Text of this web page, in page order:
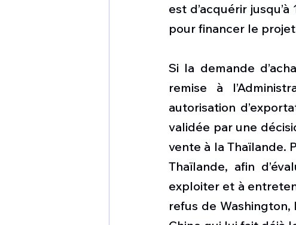
est d’acquérir
pour financer le
Si la demande
remise à
autorisation
validée par une
vente à la Thaïlande.
Thaïlande, afin
exploiter et à
refus de